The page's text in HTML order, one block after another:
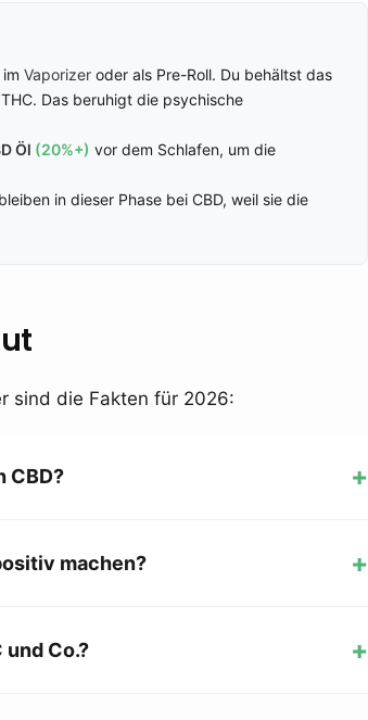
imVaporizer oder als Pre-Roll. Du behältst das
Das beruhigt die psychische
Öl (20%+) vor dem Schlafen, um die
in dieser Phase bei CBD, weil sie die
sind die Fakten für 2026:
CBD?
machen?
und Co.?